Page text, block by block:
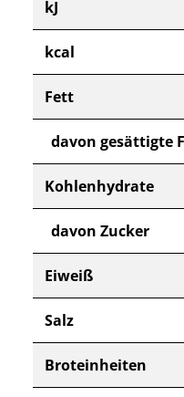
kJ
kcal
Fett
davon gesättigte
Kohlenhydrate
davon Zucker
Eiweiß
Salz
Broteinheiten